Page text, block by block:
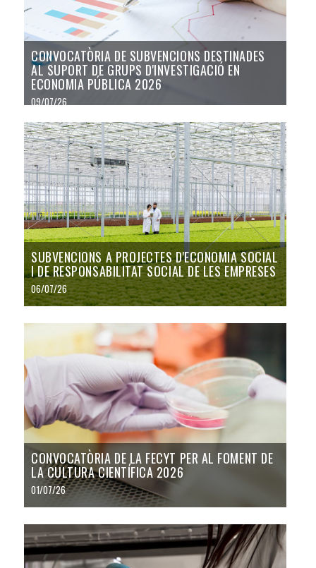
CONVOCATÒRIA DE SUBVENCIONS DESTINADES
AL SUPORT DE GRUPS D'INVESTIGACIÓ EN
ECONOMIA PÚBLICA 2026
09/07/26
SUBVENCIONS A PROJECTES D'ECONOMIA SOCIAL
I DE RESPONSABILITAT SOCIAL DE LES EMPRESES
06/07/26
CONVOCATÒRIA DE LA FECYT PER AL FOMENT DE
LA CULTURA CIENTÍFICA 2026
01/07/26